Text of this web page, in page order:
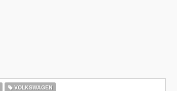
VOLKSWAGEN